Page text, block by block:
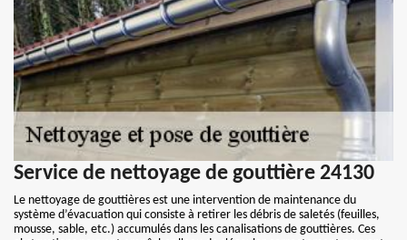
Service de nettoyage de gouttière 24130
Le nettoyage de gouttières est une intervention de maintenance du
système d’évacuation qui consiste à retirer les débris de saletés (feuilles,
mousse, sable, etc.) accumulés dans les canalisations de gouttières. Ces